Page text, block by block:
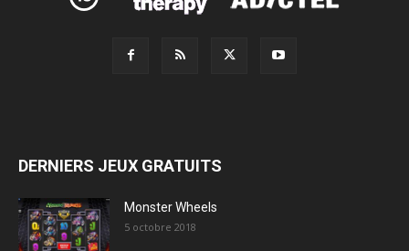
DERNIERS JEUX GRATUITS
Monster Wheels
5 octobre 2018